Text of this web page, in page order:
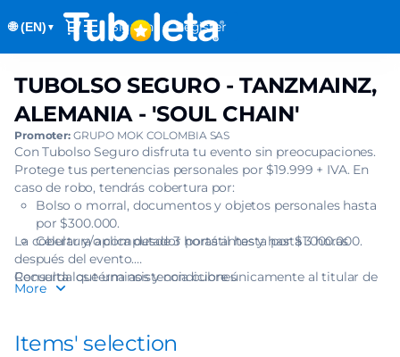
🌐 (EN) ▼ Dialog
Sign in Register
selection
TANZMAINZ,
ALEMANIA
'SOUL
CHAIN']
Tuboleta.com
TUBOLSO
-
TANZMAINZ,
ALEMANIA
-
'SOUL
CHAIN'
TUBOLSO SEGURO - TANZMAINZ,
ALEMANIA - 'SOUL CHAIN'
Promoter: GRUPO MOK COLOMBIA SAS
Con Tubolso Seguro disfruta tu evento sin preocupaciones.
Protege tus pertenencias personales por $19.999 + IVA. En
caso de robo, tendrás cobertura por:
Bolso o morral, documentos y objetos personales hasta
por $300.000.
Celular y/o computador portátil hasta por $1.000.000.
La cobertura aplica desde 3 horas antes y hasta 3 horas
después del evento.
Recuerda que una asistencia cubre únicamente al titular de
una (1) boleta.
Consulta los términos y condiciones
More
Items' selection